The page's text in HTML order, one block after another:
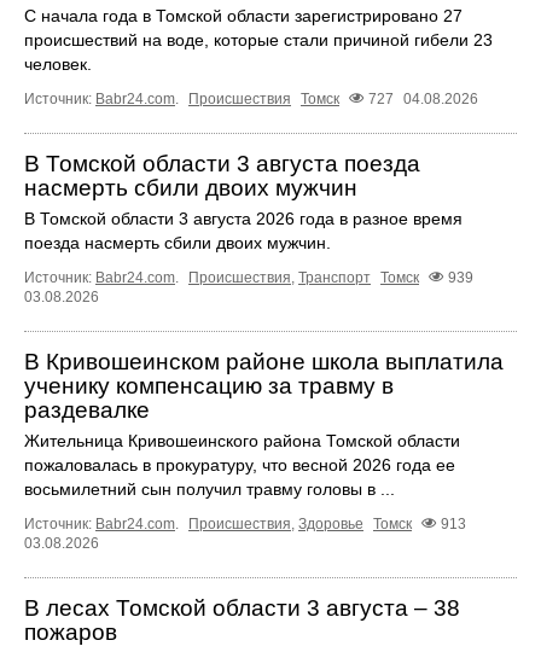
С начала года в Томской области зарегистрировано 27
происшествий на воде, которые стали причиной гибели 23
человек.
Источник: Babr24.com. Происшествия Томск 727 04.08.2026
В Томской области 3 августа поезда
насмерть сбили двоих мужчин
В Томской области 3 августа 2026 года в разное время
поезда насмерть сбили двоих мужчин.
Источник: Babr24.com. Происшествия, Транспорт Томск
939
03.08.2026
В Кривошеинском районе школа выплатила
ученику компенсацию за травму в
раздевалке
Жительница Кривошеинского района Томской области
пожаловалась в прокуратуру, что весной 2026 года ее
восьмилетний сын получил травму головы в ...
Источник: Babr24.com. Происшествия, Здоровье Томск
913
03.08.2026
В лесах Томской области 3 августа – 38
пожаров